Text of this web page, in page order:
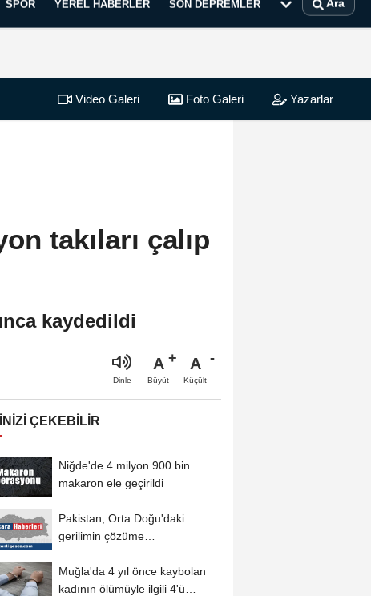
SPOR YEREL HABERLER SON DEPREMLER Ara
Video Galeri Foto Galeri Yazarlar
takıları çalıp
kaydedildi
Dinle
A
Büyüt
A
Küçült
ÇEKEBILIR
Niğde'de 4 milyon 900 bin
makaron ele geçirildi
Pakistan, Orta Doğu'daki
gerilimin çözüme
Muğla'da 4 yıl önce kaybolan
kadının ölümüyle ilgili 4'ü